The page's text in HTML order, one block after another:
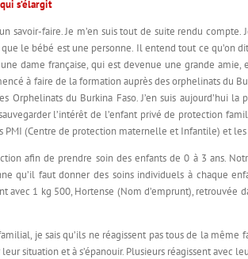
s’élargit
faire. Je m’en suis tout de suite rendu compte.
le bébé est une personne. Il entend tout ce qu’on
française, qui est devenue une grande amie,
à faire de la formation auprès des orphelinats du
du Burkina Faso. J’en suis aujourd’hui la
l’intérêt de l’enfant privé de protection
PMI (Centre de protection maternelle et Infantile) et
afin de prendre soin des enfants de 0 à 3 ans.
faut donner des soins individuels à chaque
1 kg 500, Hortense (Nom d’emprunt), retrouvée
je sais qu’ils ne réagissent pas tous de la même
situation et à s’épanouir. Plusieurs réagissent avec